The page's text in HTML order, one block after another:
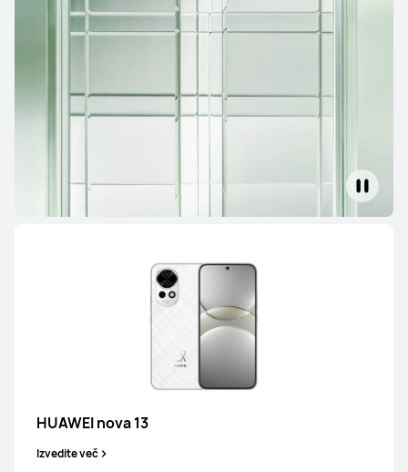
HUAWEI nova 13
Izvedite več
Izvedite več
HUAWEI Pura 80 Ultra
Izvedite več